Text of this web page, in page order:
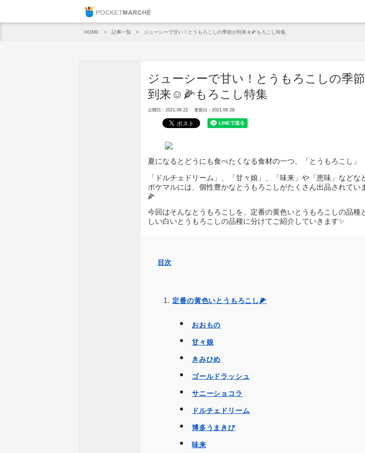
HOME 記事一覧 ジューシーで甘い！とうもろこしの季節が到来☺️🌽もろこし特集
ジューシーで甘い！とうもろこしの季
到来☺️🌽もろこし特集
公開日：2021.06.22. 更新日：2021.06.29.
夏になるとどうにも食べたくなる食材の一つ、「とうもろこし」
「ドルチェドリーム」、「甘々娘」、「味来 」や「恵味」などな
ポケマルには、個性豊かなとうもろこしがたくさん出品されてい
🌽
今回はそんなとうもろこしを、定番の黄色いとうもろこしの品種
しい白いとうもろこしの品種に分けてご紹介していきます✨
目次
定番の黄色いとうもろこし🌽
おおもの
甘々娘
きみひめ
ゴールドラッシュ
サニーショコラ
ドルチェドリーム
博多うまきび
味来